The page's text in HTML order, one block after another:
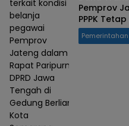
terkait kondisi
belanja
pegawai
Pemprov
Jateng dalam
Rapat Paripurna
DPRD Jawa
Tengah di
Gedung Berlian,
Kota
Pemprov
PPPK
Pemerintahan